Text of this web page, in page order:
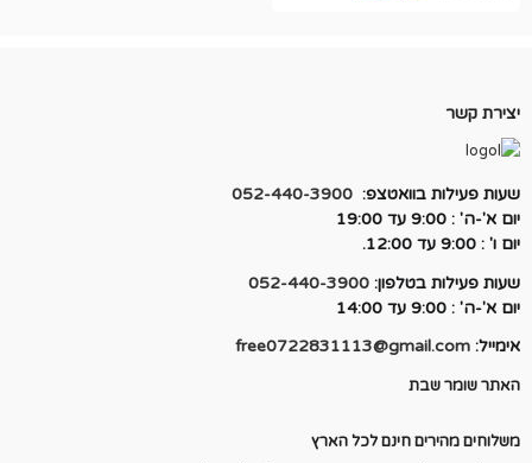
יצירת קשר
שעות פעילות בוואטצפ: 052-440-3900
יום א'-ה' : 9:00 עד 19:00
יום ו' : 9:00 עד 12:00.
שעות פעילות בטלפון: 052-440-3900
יום א'-ה' : 9:00 עד 14:00
אימייל: free0722831113@gmail.com
האתר שומר שבת
משלוחים מהירים חינם לכל הארץ